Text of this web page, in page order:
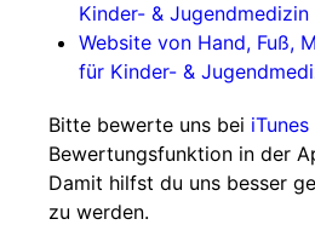
Kinder- & Jugendmedizin
Website von Hand, Fuß,
für Kinder- &
Bitte bewerte uns bei iTunes
Bewertungsfunktion in der
Damit hilfst du uns besser
zu werden.